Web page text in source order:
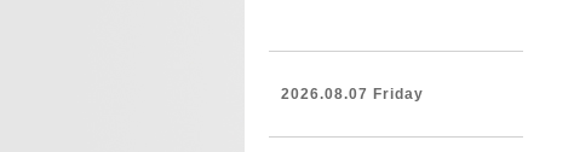
2026.08.07 Friday